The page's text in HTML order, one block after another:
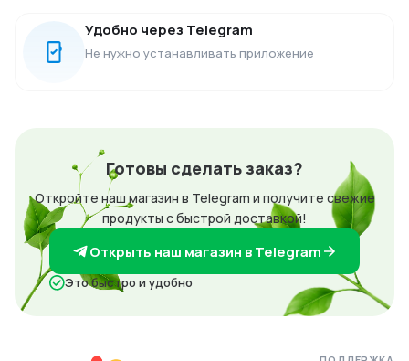
Удобно через Telegram
Не нужно устанавливать приложение
Готовы сделать заказ?
Откройте наш магазин в Telegram и получите свежие
продукты с быстрой доставкой!
Открыть наш магазин в Telegram
Это быстро и удобно